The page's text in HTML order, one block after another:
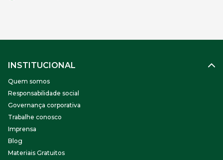
INSTITUCIONAL
Quem somos
Responsabilidade social
Governança corporativa
Trabalhe conosco
Imprensa
Blog
Materiais Gratuitos